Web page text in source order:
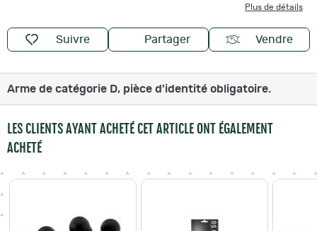
Plus de détails
Suivre Partager Vendre
Arme de catégorie D, pièce d'identité obligatoire.
LES CLIENTS AYANT ACHETÉ CET ARTICLE ONT ÉGALEMENT
ACHETÉ